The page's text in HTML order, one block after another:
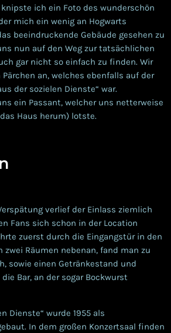
ich ein Foto des wunderschön
mich ein wenig an Hogwarts
beeindruckende Gebäude gesehen zu
nun auf den Weg zur tatsächlichen
gar nicht so einfach zu finden. Wir
an, welches ebenfalls auf der
der sozielen Dienste“ war.
ein Passant, welcher uns netterweise
Haus herum) lotste.
verlief der Einlass ziemlich
Fans sich schon in der Location
zuerst durch die Eingangstür in den
zwei Räumen nebenan, fand man zu
sowie einen Getränkestand und
Bar, an der sogar Bockwurst
Dienste“ wurde 1955 als
In dem großen Konzertsaal finden